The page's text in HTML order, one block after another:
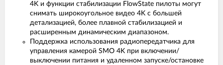
4K и функции стабилизации FlowState пилоты могут
снимать широкоугольное видео 4K с большей
детализацией, более плавной стабилизацией и
расширенным динамическим диапазоном.
Поддержка использования радиопередатчика для
управления камерой SMO 4K при включении/
выключении питания и удаленном запуске/остановке